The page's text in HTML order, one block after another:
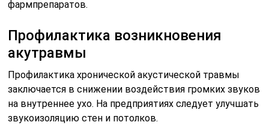
фармпрепаратов.
Профилактика возникновения
акутравмы
Профилактика хронической акустической травмы
заключается в снижении воздействия громких звуков
на внутреннее ухо. На предприятиях следует улучшать
звукоизоляцию стен и потолков.